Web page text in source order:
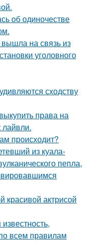
об одиночестве
на связь из
уголовного
сходству
права на
происходит?
из куала-
пепла,
красивой актрисой
всем правилам